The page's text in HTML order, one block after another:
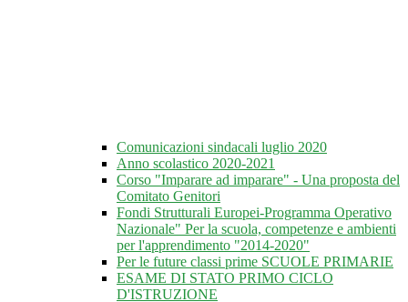
Comunicazioni sindacali luglio 2020
Anno scolastico 2020-2021
Corso "Imparare ad imparare" - Una proposta del
Comitato Genitori
Fondi Strutturali Europei-Programma Operativo
Nazionale" Per la scuola, competenze e ambienti
per l'apprendimento "2014-2020"
Per le future classi prime SCUOLE PRIMARIE
ESAME DI STATO PRIMO CICLO
D'ISTRUZIONE